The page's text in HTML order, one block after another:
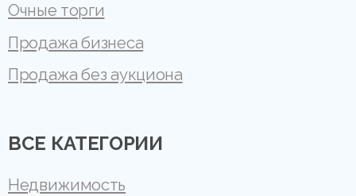
Очные торги
Продажа бизнеса
Продажа без аукциона
ВСЕ КАТЕГОРИИ
Недвижимость